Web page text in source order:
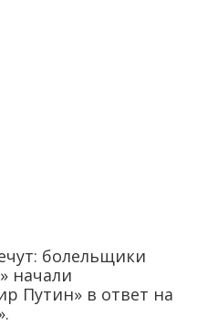
болельщики
начали
Путин» в ответ на